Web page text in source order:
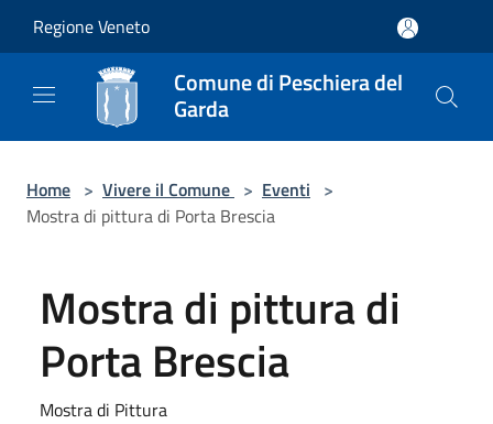
Regione Veneto
Comune di Peschiera del
Garda
Home > Vivere il Comune > Eventi >
Mostra di pittura di Porta Brescia
Mostra di pittura di
Porta Brescia
Mostra di Pittura